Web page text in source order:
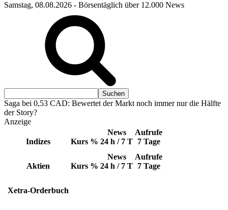
Samstag, 08.08.2026 - Börsentäglich über 12.000 News
Saga bei 0,53 CAD: Bewertet der Markt noch immer nur die Hälfte
der Story?
Anzeige
Indizes Kurs %
News
24 h / 7 T
Aufrufe
7 Tage
Aktien Kurs %
News
24 h / 7 T
Aufrufe
7 Tage
Xetra-Orderbuch